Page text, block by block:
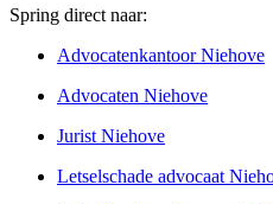
Spring direct naar:
Advocatenkantoor Niehove
Advocaten Niehove
Jurist Niehove
Letselschade advocaat